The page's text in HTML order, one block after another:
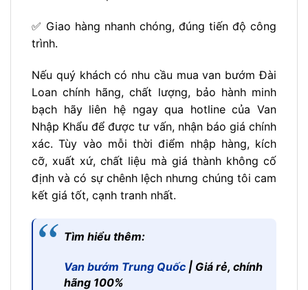
✅ Giao hàng nhanh chóng, đúng tiến độ công
trình.
Nếu quý khách có nhu cầu mua van bướm Đài
Loan chính hãng, chất lượng, bảo hành minh
bạch hãy liên hệ ngay qua hotline của Van
Nhập Khẩu để được tư vấn, nhận báo giá chính
xác. Tùy vào mỗi thời điểm nhập hàng, kích
cỡ, xuất xứ, chất liệu mà giá thành không cố
định và có sự chênh lệch nhưng chúng tôi cam
kết giá tốt, cạnh tranh nhất.
Tìm hiểu thêm:
Van bướm Trung Quốc | Giá rẻ, chính
hãng 100%